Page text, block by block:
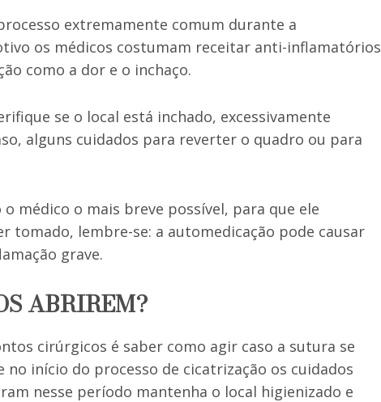
extremamente comum durante a
os médicos costumam receitar anti-inflamatórios
como a dor e o inchaço.
se o local está inchado, excessivamente
alguns cuidados para reverter o quadro ou para
médico o mais breve possível, para que ele
tomado, lembre-se: a automedicação pode causar
grave.
ABRIREM?
cirúrgicos é saber como agir caso a sutura se
início do processo de cicatrização os cuidados
nesse período mantenha o local higienizado e